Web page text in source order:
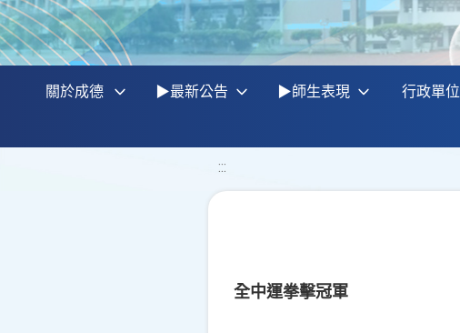
關於成德 ▶最新公告 ▶師生表現 行政單位
:::
全中運拳擊冠軍